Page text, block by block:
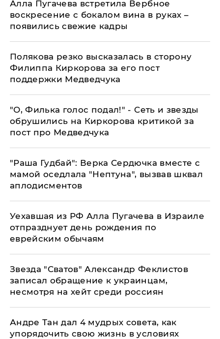
Алла Пугачева встретила Вербное
воскресение с бокалом вина в руках –
появились свежие кадры
Полякова резко высказалась в сторону
Филиппа Киркорова за его пост
поддержки Медведчука
"О, Филька голос подал!" - Сеть и звезды
обрушились на Киркорова критикой за
пост про Медведчука
"Раша Гудбай": Верка Сердючка вместе с
мамой оседлала "Нептуна", вызвав шквал
аплодисментов
Уехавшая из РФ Алла Пугачева в Израиле
отпразднует день рождения по
еврейским обычаям
Звезда "Сватов" Александр Феклистов
записал обращение к украинцам,
несмотря на хейт среди россиян
Андре Тан дал 4 мудрых совета, как
упорядочить свою жизнь в условиях